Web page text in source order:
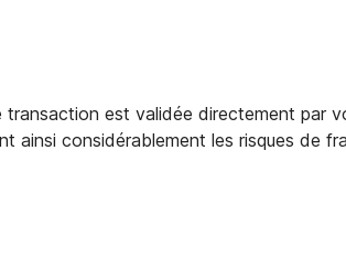
est validée directement par
ainsi considérablement les risques de